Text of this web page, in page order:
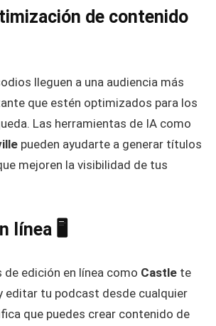
de contenido
lleguen a una audiencia más
que estén optimizados para los
Las herramientas de IA como
pueden ayudarte a generar títulos
mejoren la visibilidad de tus
línea 🖥️
de edición en línea como Castle te
editar tu podcast desde cualquier
que puedes crear contenido de